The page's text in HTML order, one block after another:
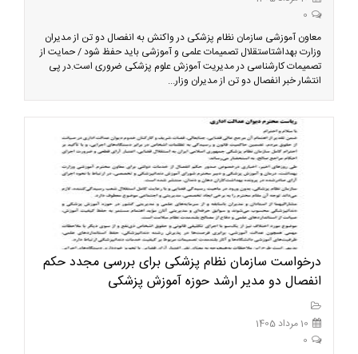
0
معاون آموزشی سازمان نظام پزشکی در واکنش به انفصال دو تن از مدیران
وزارت بهداشتاستقلال تصمیمات علمی و آموزشی باید حفظ شود / حمایت از
تصمیمات کارشناسی در مدیریت آموزش علوم پزشکی ضروری است.در پی
انتشار خبر انفصال دو تن از مدیران وزار...
درخواست سازمان نظام پزشکی برای بررسی مجدد حکم
انفصال دو مدیر ارشد حوزه آموزش پزشکی
10 مرداد 1405
0